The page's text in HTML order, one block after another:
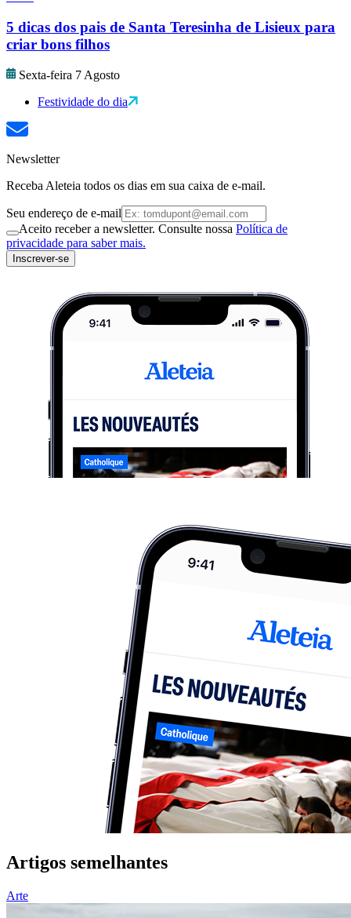
5 dicas dos pais de Santa Teresinha de Lisieux para
criar bons filhos
Sexta-feira 7 Agosto
Festividade do dia
Newsletter
Receba Aleteia todos os dias em sua caixa de e-mail.
Seu endereço de e-mail
Aceito receber a newsletter. Consulte nossa Política de
privacidade para saber mais.
Inscrever-se
Artigos semelhantes
Arte